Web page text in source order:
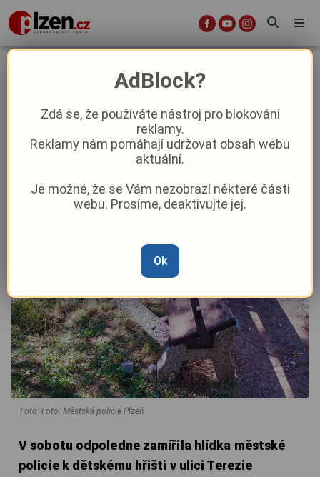
Dětské hřiště si spletli s boxovacím
2. 7. 2025|12:04
Foto: Foto: Městská policie Plzeň
V sobotu odpoledne zamířila hlídka městské
policie k dětskému hřišti v ulici Terezie
AdBlock?
Zdá se, že používáte nástroj pro blokování
reklamy.
Reklamy nám pomáhají udržovat obsah webu
aktuální.
Je možné, že se Vám nezobrazí některé části
webu. Prosíme, deaktivujte jej.
Ok